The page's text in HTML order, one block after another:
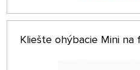
Kliešte ohýbacie Mini